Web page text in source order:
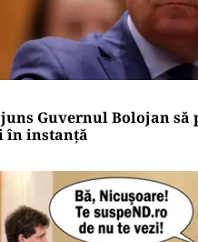
Guvernul Bolojan să
în instanță